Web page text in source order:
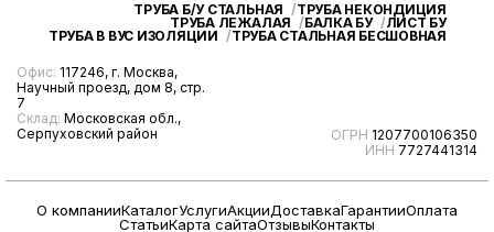
Офис: 117246, г. Москва,
Научный проезд, дом 8, стр.
7
Склад: Московская обл.,
Серпуховский район
ОГРН 1207700106350
ИНН 7727441314
ТРУБА Б/У СТАЛЬНАЯ
ТРУБА НЕКОНДИЦИЯ
ТРУБА ЛЕЖАЛАЯ
БАЛКА БУ
ЛИСТ БУ
ТРУБА В ВУС ИЗОЛЯЦИИ
ТРУБА СТАЛЬНАЯ БЕСШОВНАЯ
О компанииКаталогУслугиАкцииДоставкаГарантииОплата
СтатьиКарта сайтаОтзывыКонтакты